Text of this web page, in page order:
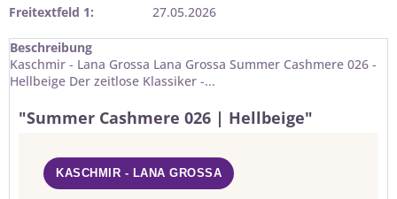
Freitextfeld 1:
27.05.2026
Beschreibung
Kaschmir - Lana Grossa Lana Grossa Summer Cashmere 026 -
Hellbeige Der zeitlose Klassiker -...
"Summer Cashmere 026 | Hellbeige"
KASCHMIR - LANA GROSSA